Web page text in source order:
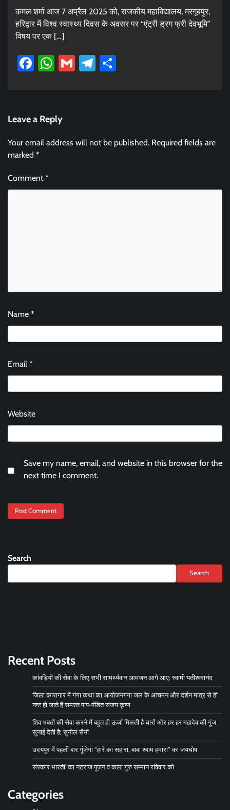
कमल शर्मा आज 7 अप्रैल 2025 को, राजकीय महाविद्यालय, मरगूबपुर,
हरिद्वार में विश्व स्वास्थ्य दिवस के अवसर पर “एंट्री ड्रग फ्री देवभूमि”
विषय पर एक […]
Facebook
WhatsApp
GmailTelegram
Leave a Reply
Your email address will not be published. Required fields are
marked *
Comment*
Name *
Email *
Website
Save my name, email, and website in this browser for the
next time I comment.
Search
Search
Recent Posts
कांवड़ियों की सेवा के लिए सभी सामर्थ्यवान आमजन आगे आए: स्वामी यतीश्वरानंद
जिला कारागार में गंगा कथा का आयोजनगंगा जल के आचमन और दर्शन मात्र से ही
नष्ट हो जाते हैं समस्त पाप-पंडित संजय कृष्ण
शिव भक्तों की सेवा करने मैं बहुत ही ऊर्जा मिलती है चारों ओर हर हर महादेव की गूंज
सुनाई देती है: सुनील सैनी
उदयपुर में पहली बार गूंजेगा “हारे का सहारा, बाबा श्याम हमारा” का जयघोष
संस्कार भारती’ का नटराज पूजन व कला गुरु सम्मान रविवार को
Categories